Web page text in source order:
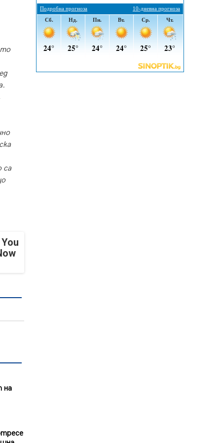
са
на
въглищните райони
05.08.2026, 14:57
Звезди от световна сцена в
Перник ще пеят на Пернишката